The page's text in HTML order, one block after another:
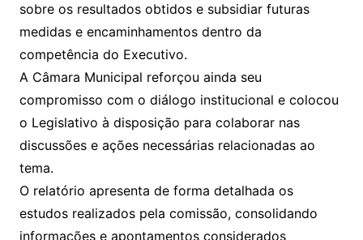
sobre os resultados obtidos e subsidiar futuras
medidas e encaminhamentos dentro da
competência do Executivo.
A Câmara Municipal reforçou ainda seu
compromisso com o diálogo institucional e colocou
o Legislativo à disposição para colaborar nas
discussões e ações necessárias relacionadas ao
tema.
O relatório apresenta de forma detalhada os
estudos realizados pela comissão, consolidando
informações e apontamentos considerados